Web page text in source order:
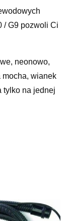
/ G9 pozwoli Ci
neonowo,
mocha, wianek
tylko na jednej